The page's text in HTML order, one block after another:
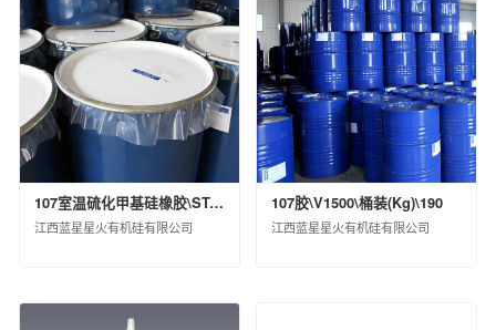
鲁西化工集团股份有限公司
沧州大化集团有限责任公司
江西蓝星星火有机硅有限公司
埃肯有机硅（上海）有限公司
南通星辰合成材料有限公司
中化蓝天集团有限公司
圣奥化学科技有限公司
沈阳新纪化学有限公司
沈阳化工股份有限公司
107室温硫化甲基硅橡胶\STARSIL H48 V750 C FG\散装
江西蓝星星火有机硅有限公司
107胶\V1500\桶装(Kg)\190
江西蓝星星火有机硅有限公司